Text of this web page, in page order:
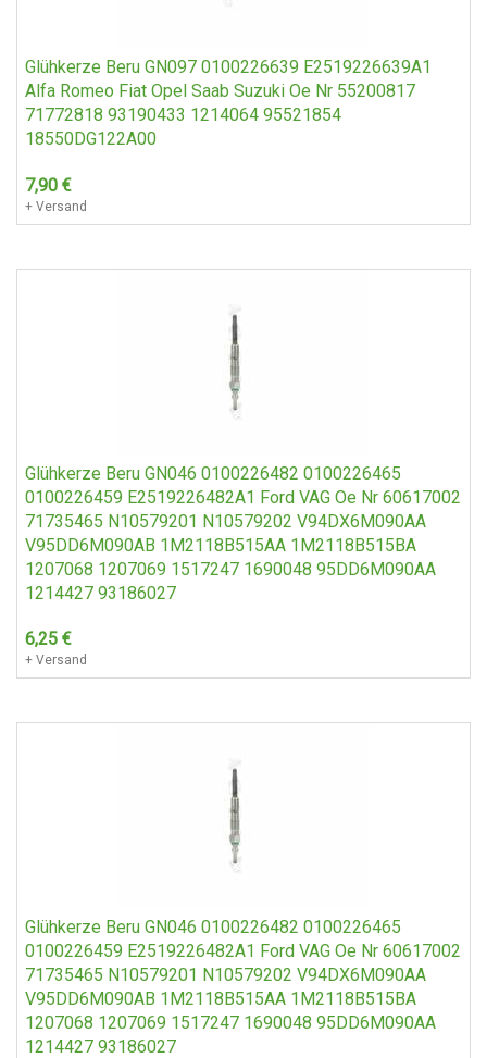
Glühkerze Beru GN097 0100226639 E2519226639A1
Alfa Romeo Fiat Opel Saab Suzuki Oe Nr 55200817
71772818 93190433 1214064 95521854
18550DG122A00
7,90 €
+ Versand
Glühkerze Beru GN046 0100226482 0100226465
0100226459 E2519226482A1 Ford VAG Oe Nr 60617002
71735465 N10579201 N10579202 V94DX6M090AA
V95DD6M090AB 1M2118B515AA 1M2118B515BA
1207068 1207069 1517247 1690048 95DD6M090AA
1214427 93186027
6,25 €
+ Versand
Glühkerze Beru GN046 0100226482 0100226465
0100226459 E2519226482A1 Ford VAG Oe Nr 60617002
71735465 N10579201 N10579202 V94DX6M090AA
V95DD6M090AB 1M2118B515AA 1M2118B515BA
1207068 1207069 1517247 1690048 95DD6M090AA
1214427 93186027